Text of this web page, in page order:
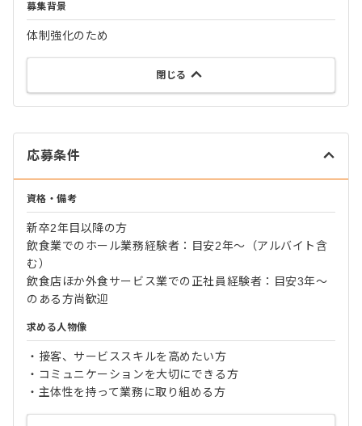
募集背景
体制強化のため
閉じる
応募条件
資格・備考
新卒2年目以降の方
飲食業でのホール業務経験者：目安2年～（アルバイト含
む）
飲食店ほか外食サービス業での正社員経験者：目安3年～
のある方尚歓迎
求める人物像
・接客、サービススキルを高めたい方
・コミュニケーションを大切にできる方
・主体性を持って業務に取り組める方